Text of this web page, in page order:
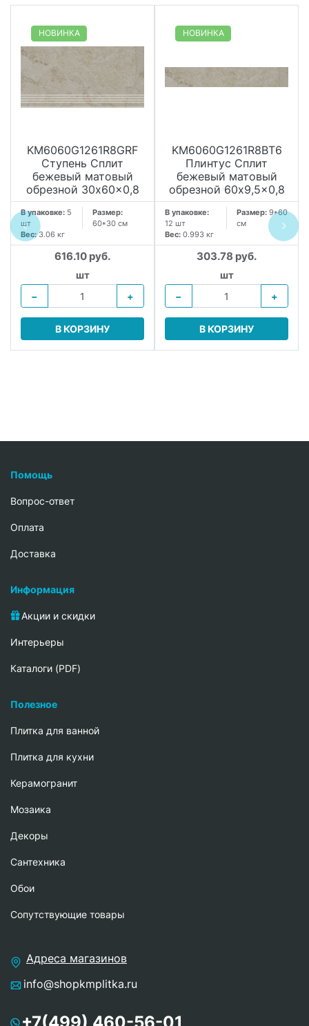
НОВИНКА
KM6060G1261R8GRF
Ступень Сплит
бежевый матовый
обрезной 30x60x0,8
В упаковке: 5
шт
Размер:
60*30 см
Вес:3.06 кг
616.10 руб.
шт
−
+
В КОРЗИНУ
НОВИНКА
KM6060G1261R8BT6
Плинтус Сплит
бежевый матовый
обрезной 60x9,5x0,8
В упаковке:
12 шт
Размер: 9*60
см
Вес: 0.993 кг
303.78 руб.
шт
−
+
В КОРЗИНУ
Помощь
Вопрос-ответ
Oплата
Доставка
Информация
Акции и скидки
Интерьеры
Каталоги (PDF)
Полезное
Плитка для ванной
Плитка для кухни
Керамогранит
Мозаика
Декоры
Сантехника
Обои
Сопутствующие товары
Адреса магазинов
info@shopkmplitka.ru